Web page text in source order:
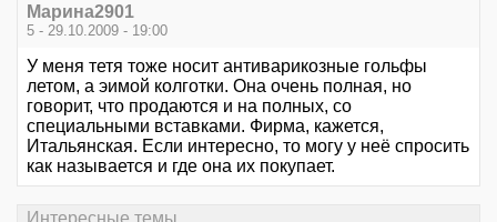
Марина2901
5 - 29.10.2009 - 19:00
У меня тетя тоже носит антиварикозные гольфы
летом, а эимой колготки. Она очень полная, но
говорит, что продаются и на полных, со
специальными вставками. Фирма, кажется,
Итальянская. Если интересно, то могу у неё спросить
как называется и где она их покупает.
Интересные темы